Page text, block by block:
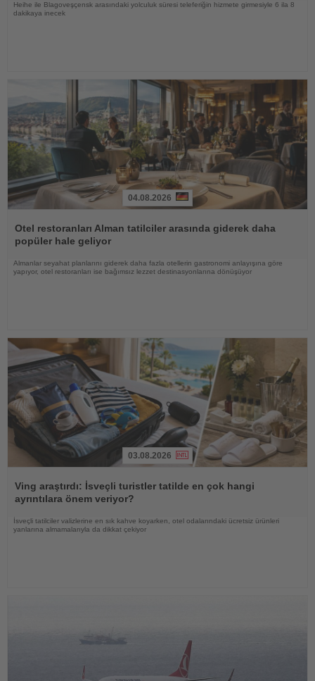
Heihe ile Blagoveşçensk arasındaki yolculuk süresi teleferiğin hizmete girmesiyle 6 ila 8
dakikaya inecek
Oku
04.08.2026
Otel restoranları Alman tatilciler arasında giderek daha
popüler hale geliyor
Almanlar seyahat planlarını giderek daha fazla otellerin gastronomi anlayışına göre
yapıyor, otel restoranları ise bağımsız lezzet destinasyonlarına dönüşüyor
Oku
03.08.2026
Ving araştırdı: İsveçli turistler tatilde en çok hangi
ayrıntılara önem veriyor?
İsveçli tatilciler valizlerine en sık kahve koyarken, otel odalarındaki ücretsiz ürünleri
yanlarına almamalarıyla da dikkat çekiyor